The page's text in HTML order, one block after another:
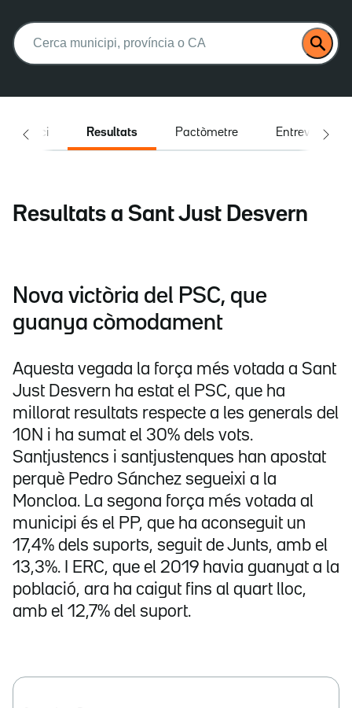
Buscar:
Inici Resultats Pactòmetre Entrevistes
Resultats a Sant Just Desvern
Nova victòria del PSC, que
guanya còmodament
Aquesta vegada la força més votada a Sant
Just Desvern ha estat el PSC, que ha
millorat resultats respecte a les generals del
10N i ha sumat el 30% dels vots.
Santjustencs i santjustenques han apostat
perquè Pedro Sánchez segueixi a la
Moncloa. La segona força més votada al
municipi és el PP, que ha aconseguit un
17,4% dels suports, seguit de Junts, amb el
13,3%. I ERC, que el 2019 havia guanyat a la
població, ara ha caigut fins al quart lloc,
amb el 12,7% del suport.